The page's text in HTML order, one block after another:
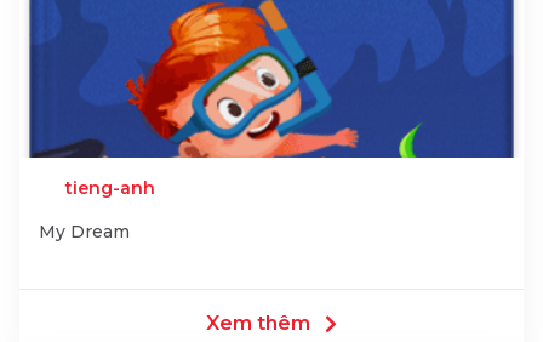
tieng-anh
My Dream
Xem thêm